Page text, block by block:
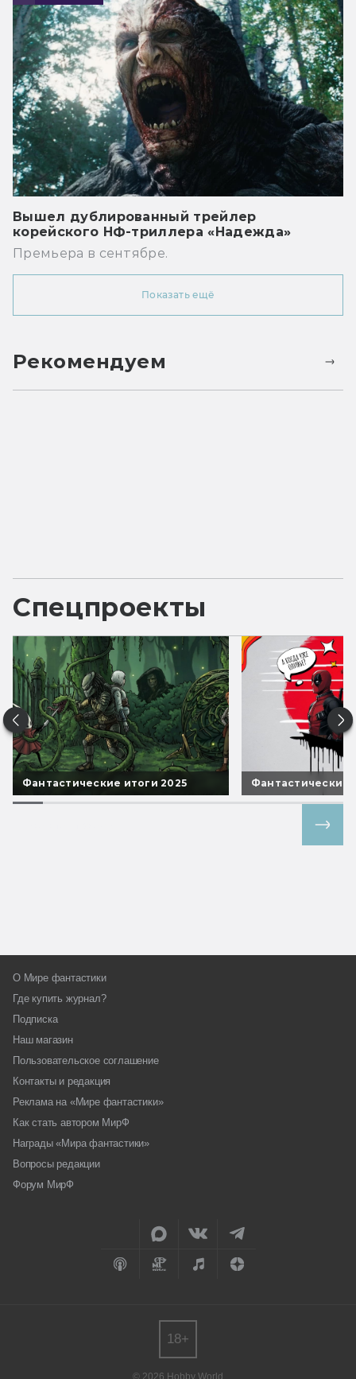
Вышел дублированный трейлер
корейского НФ-триллера «Надежда»
Премьера в сентябре.
Показать ещё
Рекомендуем
Спецпроекты
Фантастические итоги 2025 Фантастические
О Мире фантастики
Где купить журнал?
Подписка
Наш магазин
Пользовательское соглашение
Контакты и редакция
Реклама на «Мире фантастики»
Как стать автором МирФ
Награды «Мира фантастики»
Вопросы редакции
Форум МирФ
© 2026 Hobby World
18+